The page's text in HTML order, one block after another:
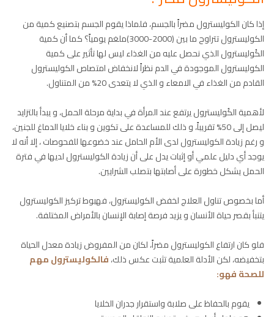
إذا كان الكوليسترول مضراً بالجسم، فلماذا يقوم الجسم بتصنيع كمية من
الكوليسترول تتراوح ما بين (2000-3000)ملغم يومياً؟ كما أن كمية
الكُوليسترول الذي نحصل عليه من الغذاء ليس لها تأثير على كمية
الكوليسترول الموجودة في الدم نظراً لانخفاض امتصاص الكوليسترول
القادم من الغذاء في الامعاء و الذي لا يتعدى 20% من المتناول.
لأهمية الكُوليسترول يرتفع عند المرأة في بداية مرحلة الحمل، و يبدأ بالتزايد
ليصل إلى 50% تقريباً، و ذلك للمساعدة على تكوين و بناء خلايا الدماغ للجنين،
و رغم زيادة الكوليسترول لدى الأم الحامل عند خضوعها للفحوصات ، إلا أنه لا
يوجد أي دليل علمي أو إثبات يدل على أن زيادة الكوليسترول لديها في فترة
الحمل يشكل خطورة على أصابتها بتصلب الشرايين.
أما بخصوص تناول العلاج لخفض الكوليسترول، فهبوط تركيز الكوليسترول
يتنبأ بقصر حياة الأنسان و يزيد فرصة إصابة الإنسان بالأمراض المختلفة.
فلو كان ارتفاع الكوليسترول مضراً، لكان من المفروض زيادة معدل الحياة
بتخفيضه، لكن الأدلة العلمية تثبت عكس ذلك،فالكوليسترول مهم
للصحة فهو:
يقوم بالحفاظ على صلابة واستقرار جدران الخلايا